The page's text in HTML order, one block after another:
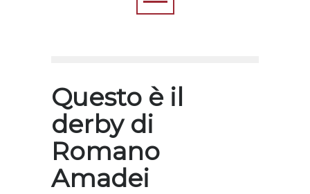
Questo è il
derby di
Romano
Amadei